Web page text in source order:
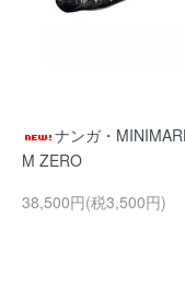
ナンガ・
M ZERO
38,500円(税3,500円)